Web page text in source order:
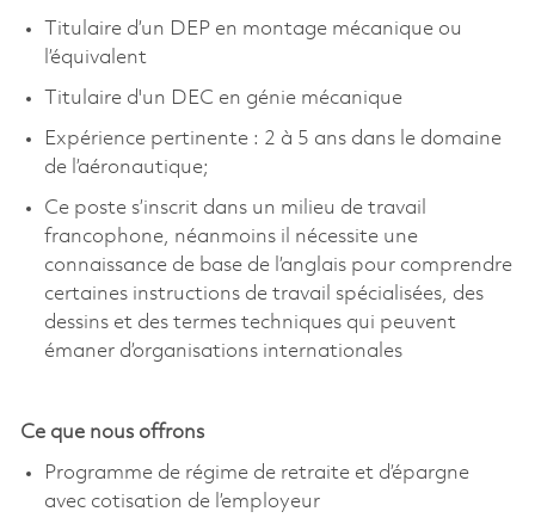
Titulaire d’un DEP en montage mécanique ou
l’équivalent
Titulaire d'un DEC en génie mécanique
Expérience pertinente : 2 à 5 ans dans le domaine
de l’aéronautique;
Ce poste s’inscrit dans un milieu de travail
francophone, néanmoins il nécessite une
connaissance de base de l’anglais pour comprendre
certaines instructions de travail spécialisées, des
dessins et des termes techniques qui peuvent
émaner d’organisations internationales
Ce que nous offrons
Programme de régime de retraite et d’épargne
avec cotisation de l’employeur